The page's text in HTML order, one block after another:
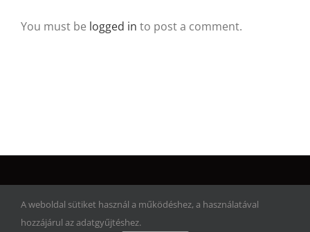
You must be logged in to post a comment.
A weboldal sütiket használ a működéshez, a használatával
hozzájárul az adatgyűjtéshez.